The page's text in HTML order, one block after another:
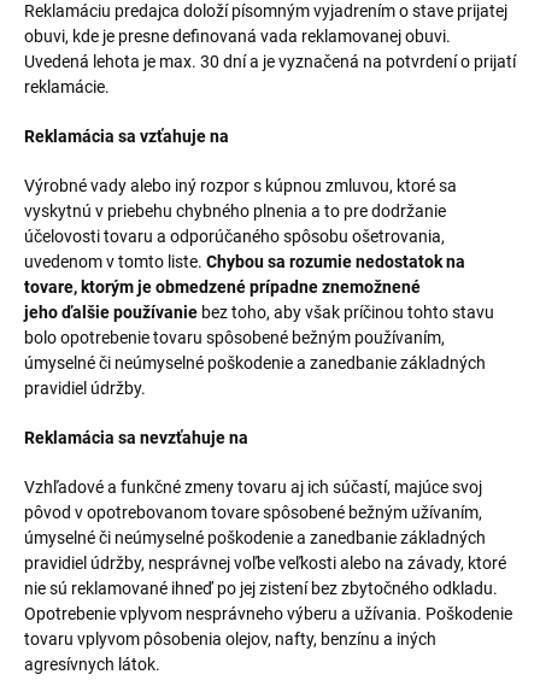
Reklamáciu predajca doloží písomným vyjadrením o stave prijatej
obuvi, kde je presne definovaná vada reklamovanej obuvi.
Uvedená lehota je max. 30 dní a je vyznačená na potvrdení o prijatí
reklamácie.
Reklamácia sa vzťahuje na
Výrobné vady alebo iný rozpor s kúpnou zmluvou, ktoré sa
vyskytnú v priebehu chybného plnenia a to pre dodržanie
účelovosti tovaru a odporúčaného spôsobu ošetrovania,
uvedenom v tomto liste. Chybou sa rozumie nedostatok na
tovare, ktorým je obmedzené prípadne znemožnené
jehoďalšiepoužívanie bez toho, aby však príčinou tohto stavu
bolo opotrebenie tovaru spôsobené bežným používaním,
úmyselné či neúmyselné poškodenie a zanedbanie základných
pravidiel údržby.
Reklamácia sa nevzťahuje na
Vzhľadové a funkčné zmeny tovaru aj ich súčastí, majúce svoj
pôvod v opotrebovanom tovare spôsobené bežným užívaním,
úmyselné či neúmyselné poškodenie a zanedbanie základných
pravidiel údržby, nesprávnej voľbe veľkosti alebo na závady, ktoré
nie sú reklamované ihneď po jej zistení bez zbytočného odkladu.
Opotrebenie vplyvom nesprávneho výberu a užívania. Poškodenie
tovaru vplyvom pôsobenia olejov, nafty, benzínu a iných
agresívnych látok.